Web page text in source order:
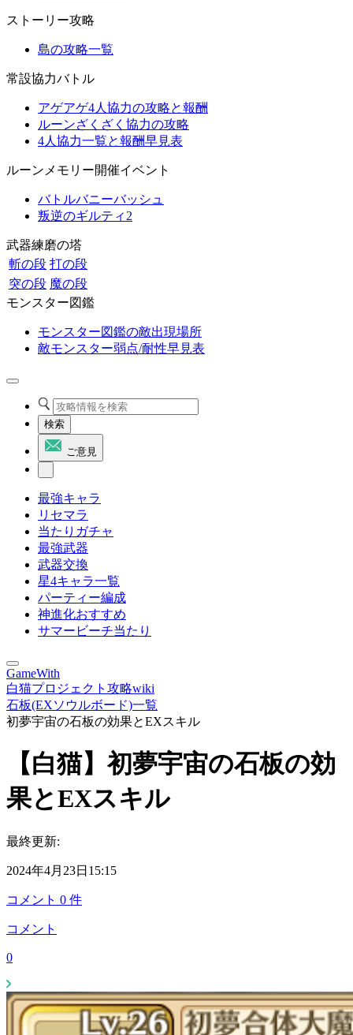
ストーリー攻略
島の攻略一覧
常設協力バトル
アゲアゲ4人協力の攻略と報酬
ルーンざくざく協力の攻略
4人協力一覧と報酬早見表
ルーンメモリー開催イベント
バトルバニーバッシュ
叛逆のギルティ2
武器練磨の塔
斬の段 打の段
突の段 魔の段
モンスター図鑑
モンスター図鑑の敵出現場所
敵モンスター弱点/耐性早見表
検索
ご意見
最強キャラ
リセマラ
当たりガチャ
最強武器
武器交換
星4キャラ一覧
パーティー編成
神進化おすすめ
サマービーチ当たり
GameWith
白猫プロジェクト攻略wiki
石板(EXソウルボード)一覧
初夢宇宙の石板の効果とEXスキル
【白猫】初夢宇宙の石板の効
果とEXスキル
最終更新:
2024年4月23日15:15
コメント 0 件
コメント
0